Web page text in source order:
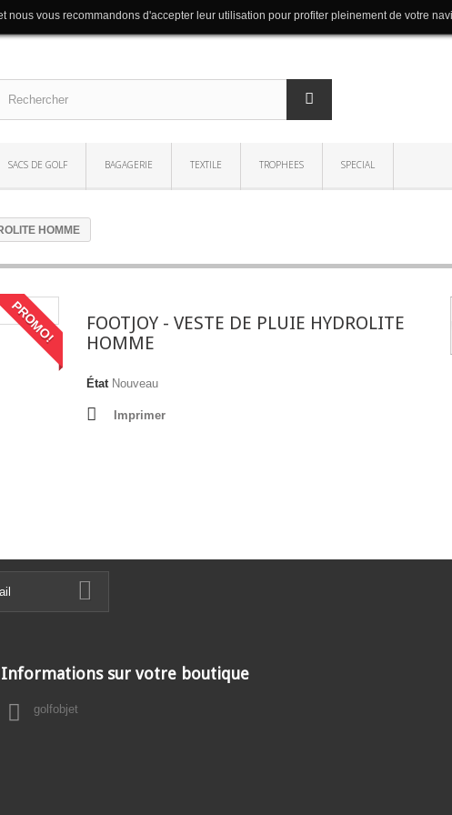
SACS DE GOLF BAGAGERIE TEXTILE TROPHEES SPECIAL
vous recommandons d'accepter leur utilisation pour profiter pleinement de votre
HOMME
PROMO!
FOOTJOY - VESTE DE PLUIE HYDROLITE
HOMME
État Nouveau
Imprimer
Informations sur votre boutique
golfobjet